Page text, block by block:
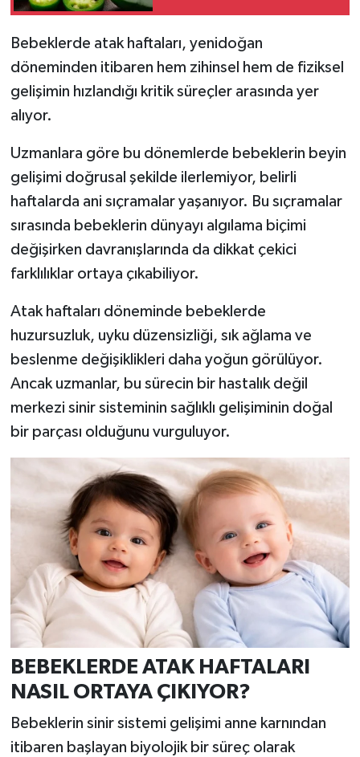
Bebeklerde atak haftaları, yenidoğan
döneminden itibaren hem zihinsel hem de fiziksel
gelişimin hızlandığı kritik süreçler arasında yer
alıyor.
Uzmanlara göre bu dönemlerde bebeklerin beyin
gelişimi doğrusal şekilde ilerlemiyor, belirli
haftalarda ani sıçramalar yaşanıyor. Bu sıçramalar
sırasında bebeklerin dünyayı algılama biçimi
değişirken davranışlarında da dikkat çekici
farklılıklar ortaya çıkabiliyor.
Atak haftaları döneminde bebeklerde
huzursuzluk, uyku düzensizliği, sık ağlama ve
beslenme değişiklikleri daha yoğun görülüyor.
Ancak uzmanlar, bu sürecin bir hastalık değil
merkezi sinir sisteminin sağlıklı gelişiminin doğal
bir parçası olduğunu vurguluyor.
BEBEKLERDE ATAK HAFTALARI
NASIL ORTAYA ÇIKIYOR?
Bebeklerin sinir sistemi gelişimi anne karnından
itibaren başlayan biyolojik bir süreç olarak
İlçeler
Köşe Yazıları
Kültür Sanat
Magazin
Otomobil
Pazarlar
Resmi İlan
Rüya Tabirleri
Sağlık
Şaphane
Simav
Siyaset
Spor
Tavşanlı
Teknoloji
Türkiye
Video Galeri